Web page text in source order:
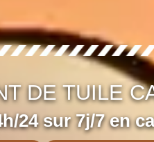
DE TUILE
24 sur 7j/7 en